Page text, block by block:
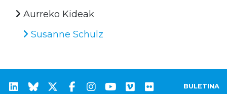
Aurreko Kideak
Susanne Schulz
BULETINA